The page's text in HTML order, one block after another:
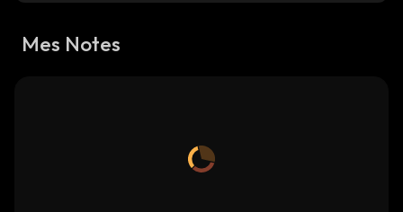
Mes Notes